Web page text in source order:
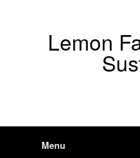
Lemon
Menu